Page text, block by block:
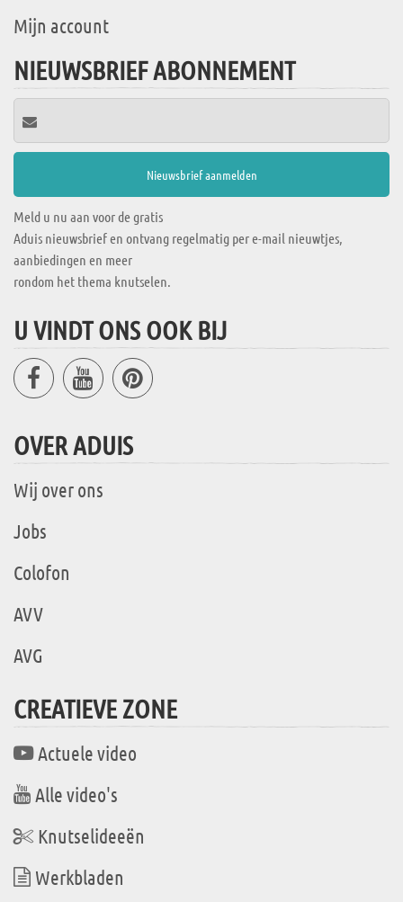
Mijn account
NIEUWSBRIEF ABONNEMENT
Meld u nu aan voor de gratis
Aduis nieuwsbrief en ontvang regelmatig per e-mail nieuwtjes,
aanbiedingen en meer
rondom het thema knutselen.
U VINDT ONS OOK BIJ
OVER ADUIS
Wij over ons
Jobs
Colofon
AVV
AVG
CREATIEVE ZONE
Actuele video
Alle video's
Knutselideeën
Werkbladen